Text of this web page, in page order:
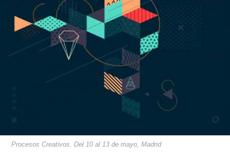
Procesos Creativos. Del 10 al 13 de mayo, Madrid